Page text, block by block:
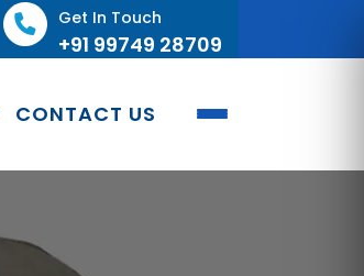
Get In Touch
+91 99749 28709
CONTACT US